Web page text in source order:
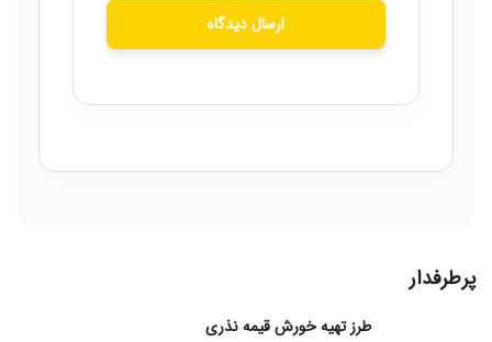
ارسال دیدگاه
پرطرفدار
طرز تهیه خورش قیمه نذری